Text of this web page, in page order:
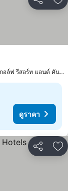
แชร์ เ
อล์ฟ รีสอร์ท แอนด์ คันท
ดูราคา
แชร์ เ